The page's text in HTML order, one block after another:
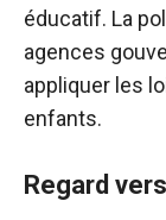
éducatif. La
agences
appliquer les
enfants.
Regard